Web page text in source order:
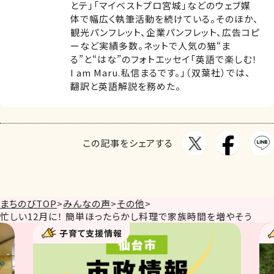
とテ」「マイベストプロ宮城」などのウェブ媒
体で幅広く執筆活動を続けている。そのほか、
観光パンフレット、企業パンフレット、広告コピ
ーなど実績多数。ネットで人気の猫“ま
る”と“はな”のフォトエッセイ「英語で楽しむ！
I am Maru.私信まるです。」（双葉社）では、
翻訳と英語解説を務めた。
この記事をシェアする
まちのびTOP>みんなの声>その他>
忙しい12月に！ 簡単ほったらかし料理で家族時間を増やそう
子育て支援情報